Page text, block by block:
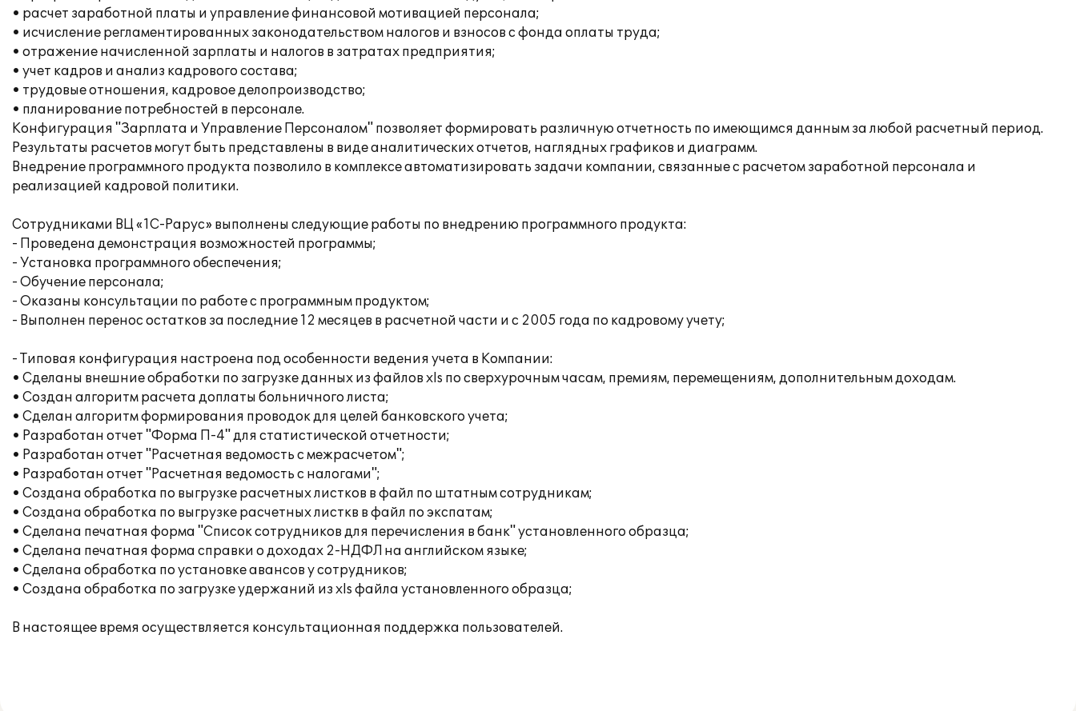
• расчет заработной платы и управление финансовой мотивацией персонала;
• исчисление регламентированных законодательством налогов и взносов с фонда оплаты труда;
• отражение начисленной зарплаты и налогов в затратах предприятия;
• учет кадров и анализ кадрового состава;
• трудовые отношения, кадровое делопроизводство;
• планирование потребностей в персонале.
Конфигурация "Зарплата и Управление Персоналом" позволяет формировать различную отчетность по имеющимся данным за любой расчетный период.
Результаты расчетов могут быть представлены в виде аналитических отчетов, наглядных графиков и диаграмм.
Внедрение программного продукта позволило в комплексе автоматизировать задачи компании, связанные с расчетом заработной персонала и
реализацией кадровой политики.
Сотрудниками ВЦ «1С-Рарус» выполнены следующие работы по внедрению программного продукта:
- Проведена демонстрация возможностей программы;
- Установка программного обеспечения;
- Обучение персонала;
- Оказаны консультации по работе с программным продуктом;
- Выполнен перенос остатков за последние 12 месяцев в расчетной части и с 2005 года по кадровому учету;
- Типовая конфигурация настроена под особенности ведения учета в Компании:
• Сделаны внешние обработки по загрузке данных из файлов xls по сверхурочным часам, премиям, перемещениям, дополнительным доходам.
• Создан алгоритм расчета доплаты больничного листа;
• Сделан алгоритм формирования проводок для целей банковского учета;
• Разработан отчет "Форма П-4" для статистической отчетности;
• Разработан отчет "Расчетная ведомость с межрасчетом";
• Разработан отчет "Расчетная ведомость с налогами";
• Создана обработка по выгрузке расчетных листков в файл по штатным сотрудникам;
• Создана обработка по выгрузке расчетных листкв в файл по экспатам;
• Сделана печатная форма "Список сотрудников для перечисления в банк" установленного образца;
• Сделана печатная форма справки о доходах 2-НДФЛ на английском языке;
• Сделана обработка по установке авансов у сотрудников;
• Создана обработка по загрузке удержаний из xls файла установленного образца;
В настоящее время осуществляется консультационная поддержка пользователей.